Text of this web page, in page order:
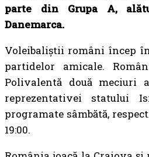
parte din Grupa A,
Danemarca.
Voleibaliștii români încep
partidelor amicale.
Polivalentă două meciuri
reprezentativei statului
programate sâmbătă,
19:00.